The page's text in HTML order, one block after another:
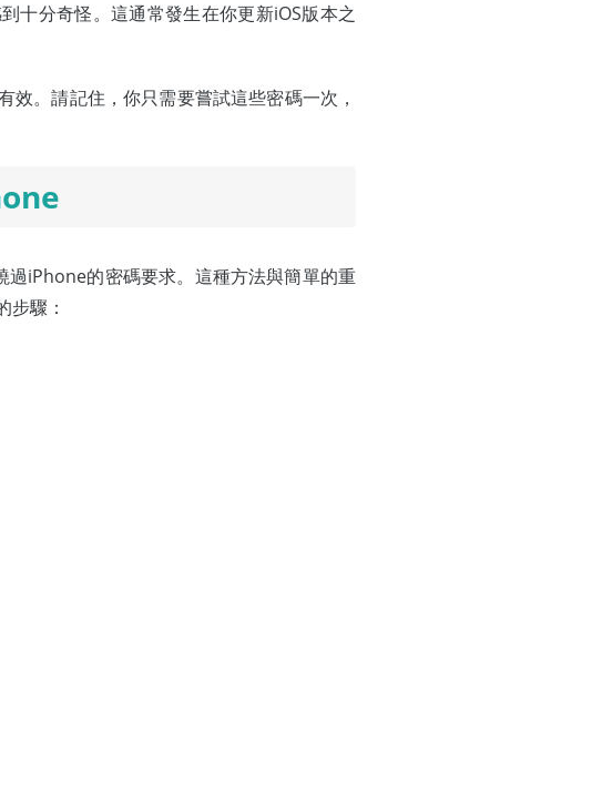
十分奇怪。這通常發生在你更新iOS版本之
。請記住，你只需要嘗試這些密碼一次，
過iPhone的密碼要求。這種方法與簡單的重
驟：